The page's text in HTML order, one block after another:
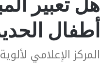
هل تعبير
أطفال
المركز الإعلامي